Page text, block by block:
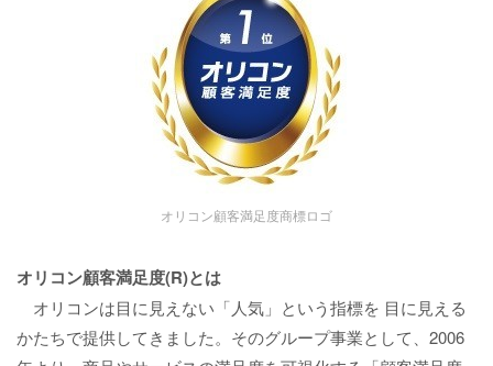
オリコン顧客満足度商標ロゴ
オリコン顧客満足度(R)とは
オリコンは目に見えない「人気」という指標を 目に見える
かたちで提供してきました。そのグループ事業として、2006